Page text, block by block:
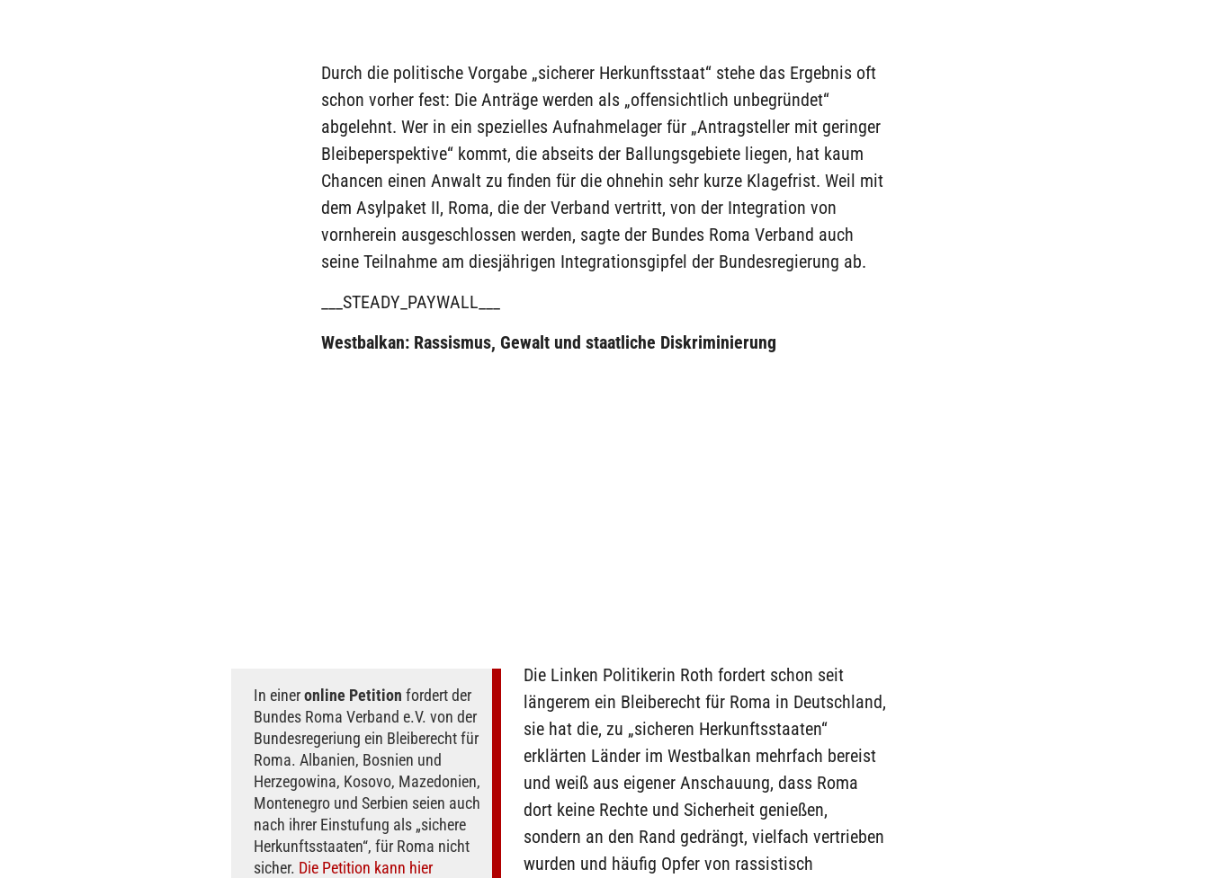
Durch die politische Vorgabe „sicherer Herkunftsstaat“ stehe das Ergebnis oft
schon vorher fest: Die Anträge werden als „offensichtlich unbegründet“
abgelehnt. Wer in ein spezielles Aufnahmelager für „Antragsteller mit geringer
Bleibeperspektive“ kommt, die abseits der Ballungsgebiete liegen, hat kaum
Chancen einen Anwalt zu finden für die ohnehin sehr kurze Klagefrist. Weil mit
dem Asylpaket II, Roma, die der Verband vertritt, von der Integration von
vornherein ausgeschlossen werden, sagte der Bundes Roma Verband auch
seine Teilnahme am diesjährigen Integrationsgipfel der Bundesregierung ab.
___STEADY_PAYWALL___
Westbalkan: Rassismus, Gewalt und staatliche Diskriminierung
In eineronline Petition fordert der
Bundes Roma Verband e.V. von der
Bundesregeriung ein Bleiberecht für
Roma. Albanien, Bosnien und
Herzegowina, Kosovo, Mazedonien,
Montenegro und Serbien seien auch
nach ihrer Einstufung als „sichere
Herkunftsstaaten“, für Roma nicht
sicher. Die Petition kann hier
Die Linken Politikerin Roth fordert schon seit
längerem ein Bleiberecht für Roma in Deutschland,
sie hat die, zu „sicheren Herkunftsstaaten“
erklärten Länder im Westbalkan mehrfach bereist
und weiß aus eigener Anschauung, dass Roma
dort keine Rechte und Sicherheit genießen,
sondern an den Rand gedrängt, vielfach vertrieben
wurden und häufig Opfer von rassistisch